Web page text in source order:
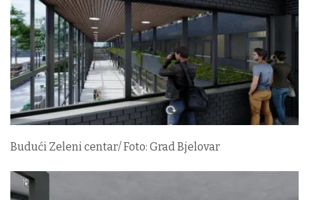
Budući Zeleni centar/ Foto: Grad Bjelovar